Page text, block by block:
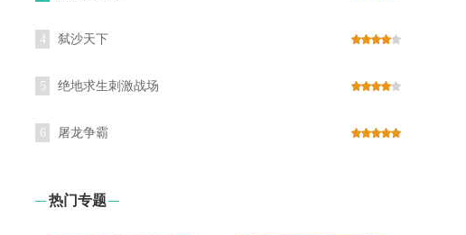
4 弑沙天下
5 绝地求生刺激战场
6 屠龙争霸
热门专题